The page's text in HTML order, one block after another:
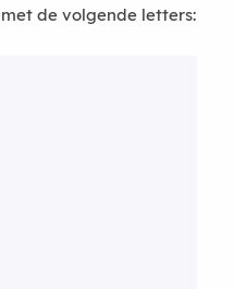
de volgende letters: